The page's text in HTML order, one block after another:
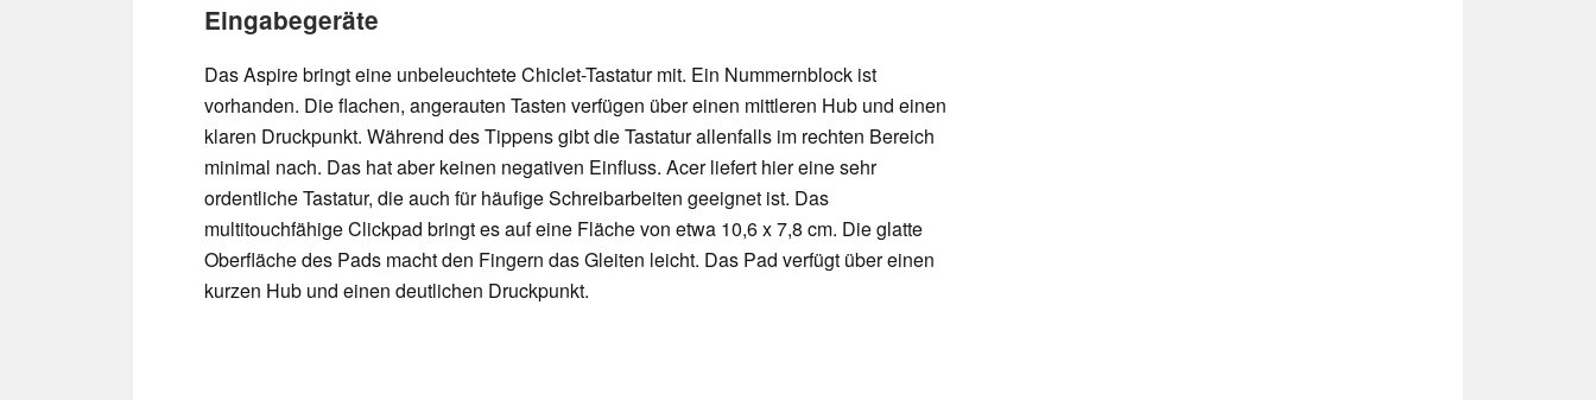
Eingabegeräte
Das Aspire bringt eine unbeleuchtete Chiclet-Tastatur mit. Ein Nummernblock ist
vorhanden. Die flachen, angerauten Tasten verfügen über einen mittleren Hub und einen
klaren Druckpunkt. Während des Tippens gibt die Tastatur allenfalls im rechten Bereich
minimal nach. Das hat aber keinen negativen Einfluss. Acer liefert hier eine sehr
ordentliche Tastatur, die auch für häufige Schreibarbeiten geeignet ist. Das
multitouchfähige Clickpad bringt es auf eine Fläche von etwa 10,6 x 7,8 cm. Die glatte
Oberfläche des Pads macht den Fingern das Gleiten leicht. Das Pad verfügt über einen
kurzen Hub und einen deutlichen Druckpunkt.